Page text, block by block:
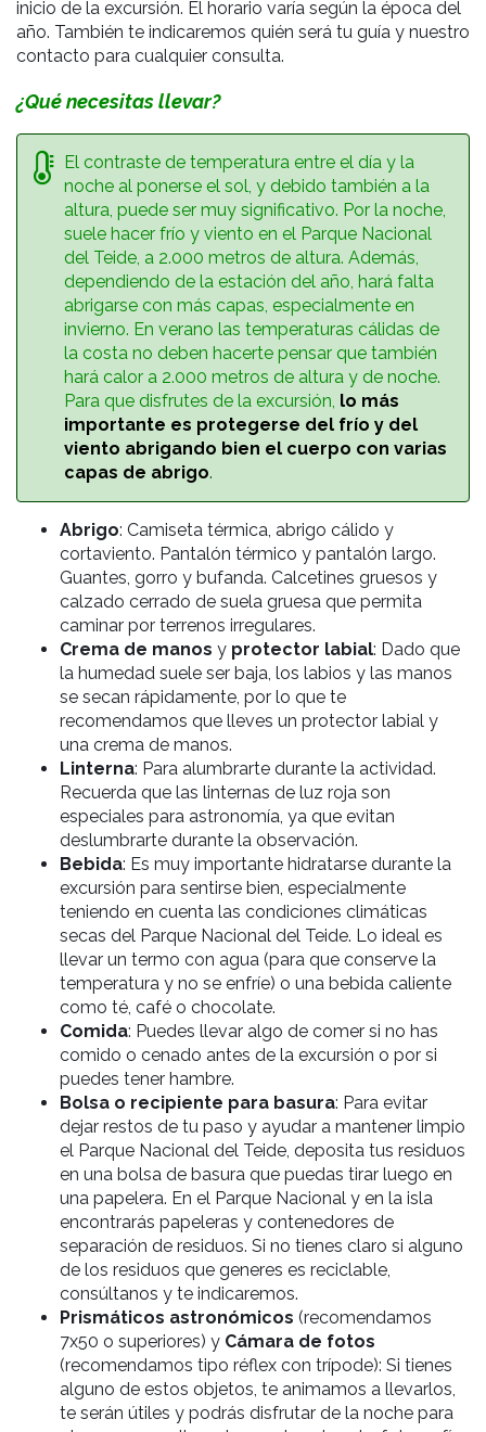
inicio de la excursión. El horario varía según la época del
año. También te indicaremos quién será tu guía y nuestro
contacto para cualquier consulta.
¿Qué necesitas llevar?
El contraste de temperatura entre el día y la
noche al ponerse el sol, y debido también a la
altura, puede ser muy significativo. Por la noche,
suele hacer frío y viento en el Parque Nacional
del Teide, a 2.000 metros de altura. Además,
dependiendo de la estación del año, hará falta
abrigarse con más capas, especialmente en
invierno. En verano las temperaturas cálidas de
la costa no deben hacerte pensar que también
hará calor a 2.000 metros de altura y de noche.
Para que disfrutes de la excursión, lo más
importante es protegerse del frío y del
viento abrigando bien el cuerpo con varias
capas de abrigo.
Abrigo: Camiseta térmica, abrigo cálido y
cortaviento. Pantalón térmico y pantalón largo.
Guantes, gorro y bufanda. Calcetines gruesos y
calzado cerrado de suela gruesa que permita
caminar por terrenos irregulares.
Crema de manos y protector labial: Dado que
la humedad suele ser baja, los labios y las manos
se secan rápidamente, por lo que te
recomendamos que lleves un protector labial y
una crema de manos.
Linterna: Para alumbrarte durante la actividad.
Recuerda que las linternas de luz roja son
especiales para astronomía, ya que evitan
deslumbrarte durante la observación.
Bebida: Es muy importante hidratarse durante la
excursión para sentirse bien, especialmente
teniendo en cuenta las condiciones climáticas
secas del Parque Nacional del Teide. Lo ideal es
llevar un termo con agua (para que conserve la
temperatura y no se enfríe) o una bebida caliente
como té, café o chocolate.
Comida: Puedes llevar algo de comer si no has
comido o cenado antes de la excursión o por si
puedes tener hambre.
Bolsa o recipiente para basura: Para evitar
dejar restos de tu paso y ayudar a mantener limpio
el Parque Nacional del Teide, deposita tus residuos
en una bolsa de basura que puedas tirar luego en
una papelera. En el Parque Nacional y en la isla
encontrarás papeleras y contenedores de
separación de residuos. Si no tienes claro si alguno
de los residuos que generes es reciclable,
consúltanos y te indicaremos.
Prismáticos astronómicos (recomendamos
7x50 o superiores) y Cámara de fotos
(recomendamos tipo réflex con trípode): Si tienes
alguno de estos objetos, te animamos a llevarlos,
te serán útiles y podrás disfrutar de la noche para